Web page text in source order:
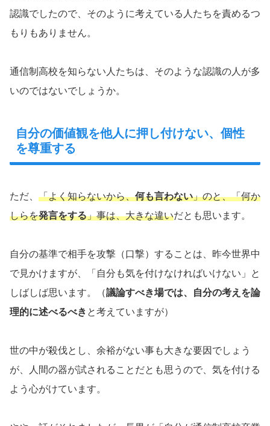
認識でしたので、そのように考えている人たちを責めるつ
もりもありません。
通信制高校を知らない人たちは、そのような認識の人が多
いのではないでしょうか。
自分の価値観を他人に押し付けない、個性
を尊重する
ただ、 「よく知らないから、何も言わない」のと、「何か
しらを発言をする」事は、大きな違いだとも思います。
自分の基準で相手を攻撃（口撃）することは、昨今世界中
で見かけますが、「自分も気を付けなければいけない」と
しばしば思います。（議論すべき場では、自分の考えを論
理的に述べるべき と考えていますが）
世の中が殺伐とし、余裕がない事も大きな要因でしょう
が、人間の器が試されることだとも思うので、気を付ける
よう心がけています。